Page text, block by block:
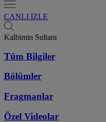
CANLI İZLE
Kalbimin Sultanı
Tüm Bilgiler
Bölümler
Fragmanlar
Özel Videolar